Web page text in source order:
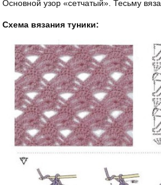
Основной узор «сетчатый». Тесьму
Схема вязания туники: